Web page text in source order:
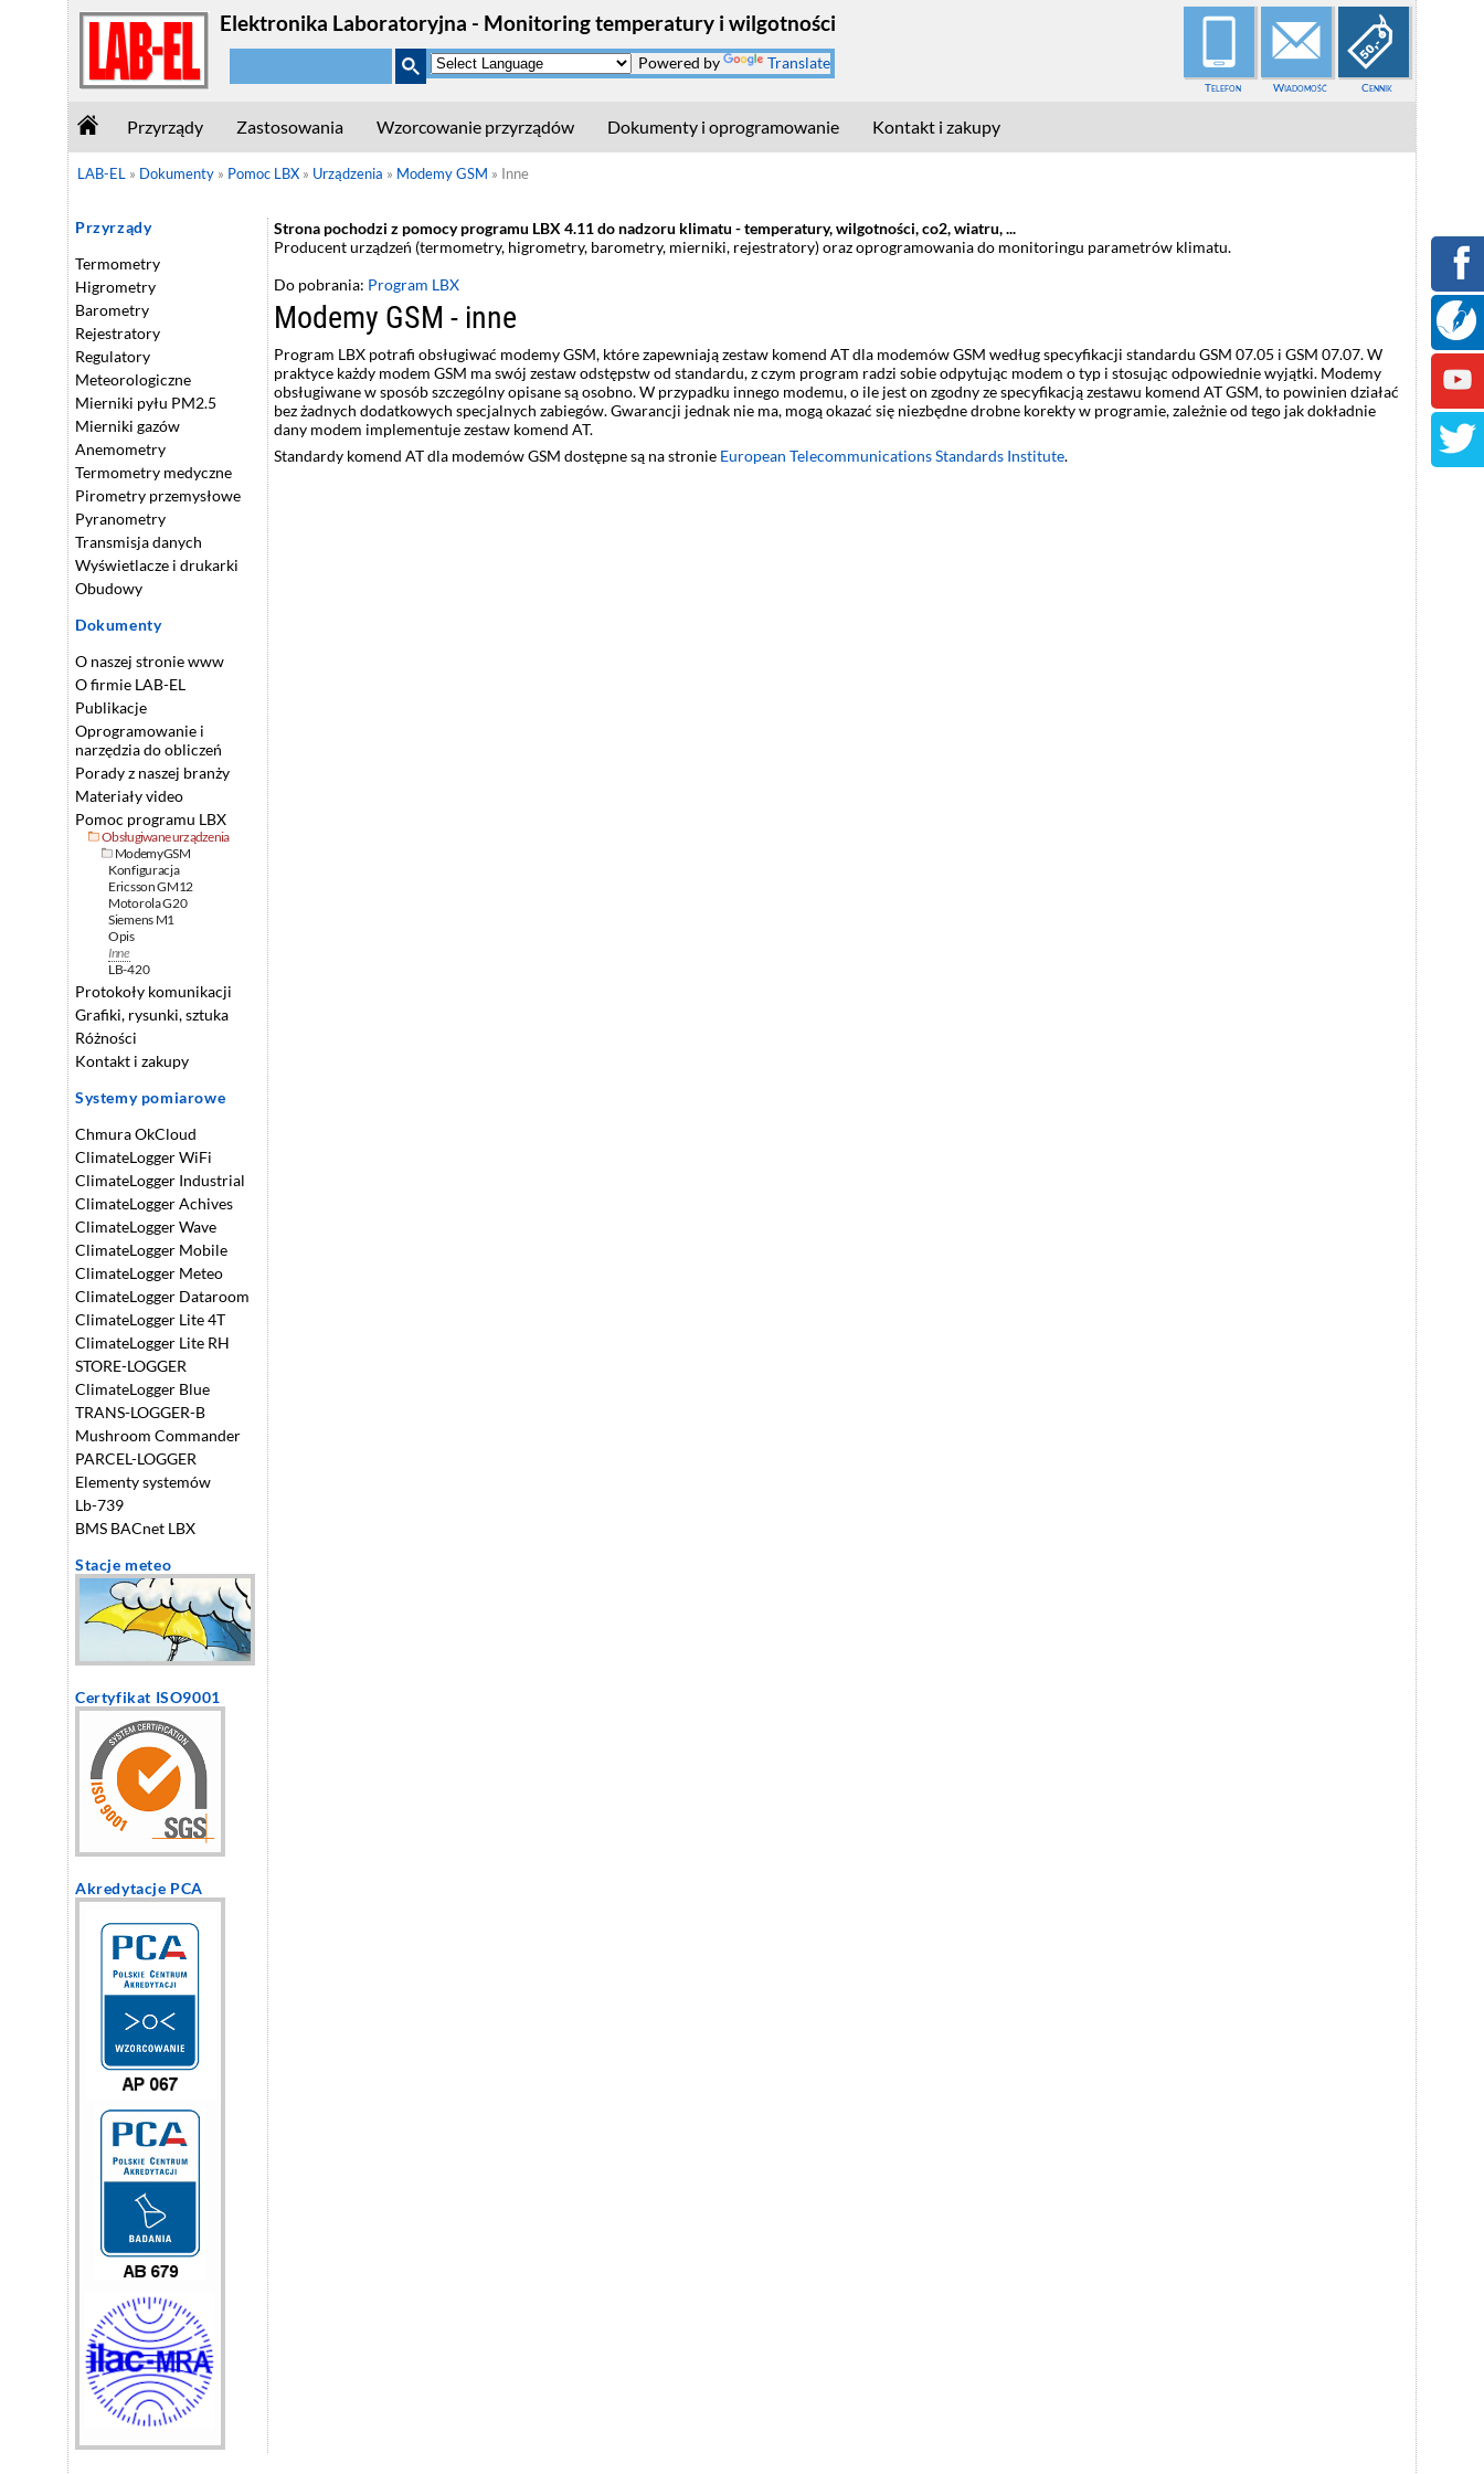
Elektronika Laboratoryjna - Monitoring temperatury i wilgotności
Powered by Translate
Telefon Wiadomość Cennik
Przyrządy Zastosowania Wzorcowanie przyrządów Dokumenty i oprogramowanie Kontakt i zakupy
LAB-EL » Dokumenty » Pomoc LBX » Urządzenia » Modemy GSM » Inne
Przyrządy
Termometry
Higrometry
Barometry
Rejestratory
Regulatory
Meteorologiczne
Mierniki pyłu PM2.5
Mierniki gazów
Anemometry
Termometry medyczne
Pirometry przemysłowe
Pyranometry
Transmisja danych
Wyświetlacze i drukarki
Obudowy
Dokumenty
O naszej stronie www
O firmie LAB-EL
Publikacje
Oprogramowanie i
narzędzia do obliczeń
Porady z naszej branży
Materiały video
Pomoc programu LBX
Obsługiwane urządzenia
Modemy GSM
Konfiguracja
Ericsson GM12
Motorola G20
Siemens M1
Opis
Inne
LB-420
Protokoły komunikacji
Grafiki, rysunki, sztuka
Różności
Kontakt i zakupy
Systemy pomiarowe
Chmura OkCloud
ClimateLogger WiFi
ClimateLogger Industrial
ClimateLogger Achives
ClimateLogger Wave
ClimateLogger Mobile
ClimateLogger Meteo
ClimateLogger Dataroom
ClimateLogger Lite 4T
ClimateLogger Lite RH
STORE-LOGGER
ClimateLogger Blue
TRANS-LOGGER-B
Mushroom Commander
PARCEL-LOGGER
Elementy systemów
Lb-739
BMS BACnet LBX
Stacje meteo
Certyfikat ISO9001
Akredytacje PCA
Strona pochodzi z pomocy programu LBX 4.11 do nadzoru klimatu - temperatury, wilgotności, co2, wiatru, ...
Producent urządzeń (termometry, higrometry, barometry, mierniki, rejestratory) oraz oprogramowania do monitoringu parametrów klimatu.
Do pobrania: Program LBX
Modemy GSM - inne
Program LBX potrafi obsługiwać modemy GSM, które zapewniają zestaw komend AT dla modemów GSM według specyfikacji standardu GSM 07.05 i GSM 07.07. W
praktyce każdy modem GSM ma swój zestaw odstępstw od standardu, z czym program radzi sobie odpytując modem o typ i stosując odpowiednie wyjątki. Modemy
obsługiwane w sposób szczególny opisane są osobno. W przypadku innego modemu, o ile jest on zgodny ze specyfikacją zestawu komend AT GSM, to powinien działać
bez żadnych dodatkowych specjalnych zabiegów. Gwarancji jednak nie ma, mogą okazać się niezbędne drobne korekty w programie, zależnie od tego jak dokładnie
dany modem implementuje zestaw komend AT.
Standardy komend AT dla modemów GSM dostępne są na stronie European Telecommunications Standards Institute.